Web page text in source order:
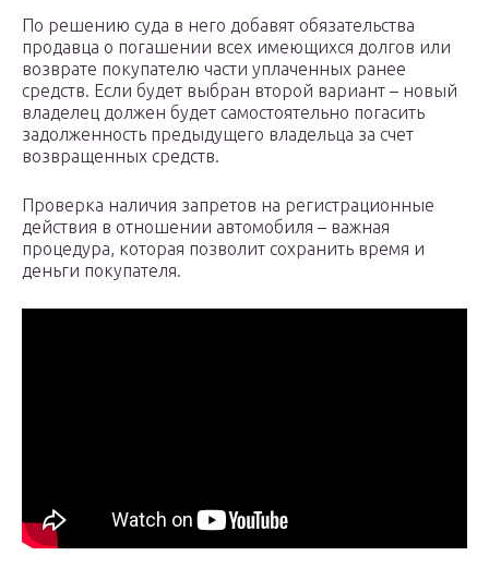
По решению суда в него добавят обязательства
продавца о погашении всех имеющихся долгов или
возврате покупателю части уплаченных ранее
средств. Если будет выбран второй вариант – новый
владелец должен будет самостоятельно погасить
задолженность предыдущего владельца за счет
возвращенных средств.
Проверка наличия запретов на регистрационные
действия в отношении автомобиля – важная
процедура, которая позволит сохранить время и
деньги покупателя.